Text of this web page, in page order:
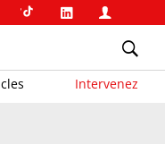
Intervenez